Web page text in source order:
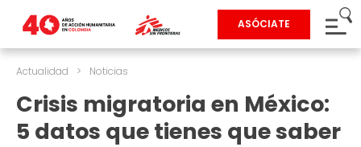
ASÓCIATE
Actualidad > Noticias
Crisis migratoria en México:
5 datos que tienes que saber